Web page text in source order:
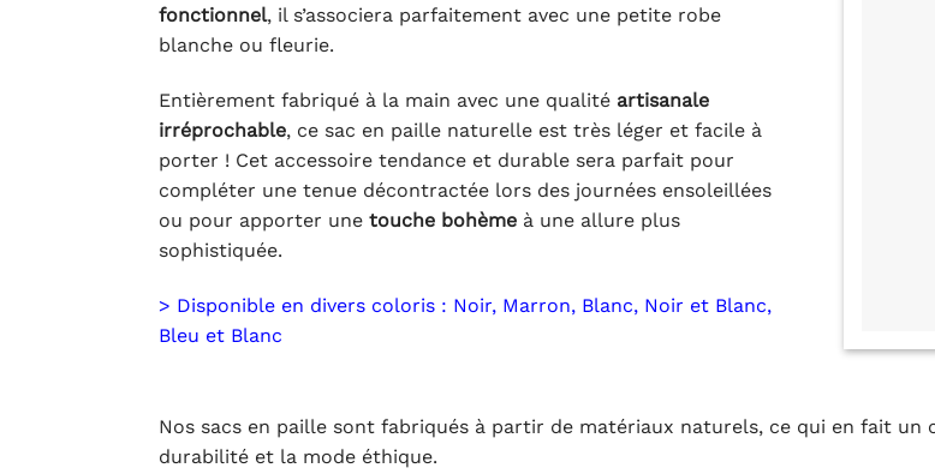
fonctionnel, il s’associera parfaitement avec une petite robe
blanche ou fleurie.
Entièrement fabriqué à la main avec une qualité artisanale
irréprochable, ce sac en paille naturelle est très léger et facile à
porter ! Cet accessoire tendance et durable sera parfait pour
compléter une tenue décontractée lors des journées ensoleillées
ou pour apporter une touche bohème à une allure plus
sophistiquée.
> Disponible en divers coloris : Noir, Marron, Blanc, Noir et Blanc,
Bleu et Blanc
Nos sacs en paille sont fabriqués à partir de matériaux naturels, ce qui en fait
durabilité et la mode éthique.